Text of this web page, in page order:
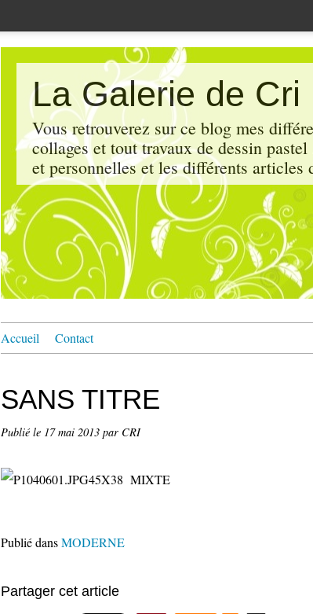
La Galerie de Cri
Vous retrouverez sur ce blog mes
collages et tout travaux de dessin
et personnelles et les différents articles
Accueil Contact
SANS TITRE
Publié le 17 mai 2013 par CRI
45X38 MIXTE
Publié dansMODERNE
Partager cet article